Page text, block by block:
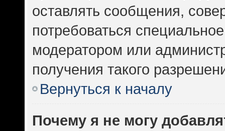
оставлять сообщения,
потребоваться
модератором или
получения такого
Вернуться к началу
Почему я не могу